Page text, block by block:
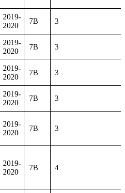
2019-
2020
7B 3
2019-
2020
7B 3
2019-
2020
7B 3
2019-
2020
7B 3
2019-
2020
7B 3
2019-
2020
7B 4